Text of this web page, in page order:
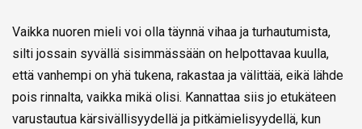
Vaikka nuoren mieli voi olla täynnä vihaa ja turhautumista,
silti jossain syvällä sisimmässään on helpottavaa kuulla,
että vanhempi on yhä tukena, rakastaa ja välittää, eikä lähde
pois rinnalta, vaikka mikä olisi. Kannattaa siis jo etukäteen
varustautua kärsivällisyydellä ja pitkämielisyydellä, kun